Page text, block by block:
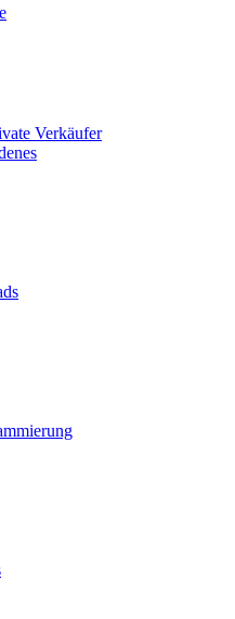
Verkäufer